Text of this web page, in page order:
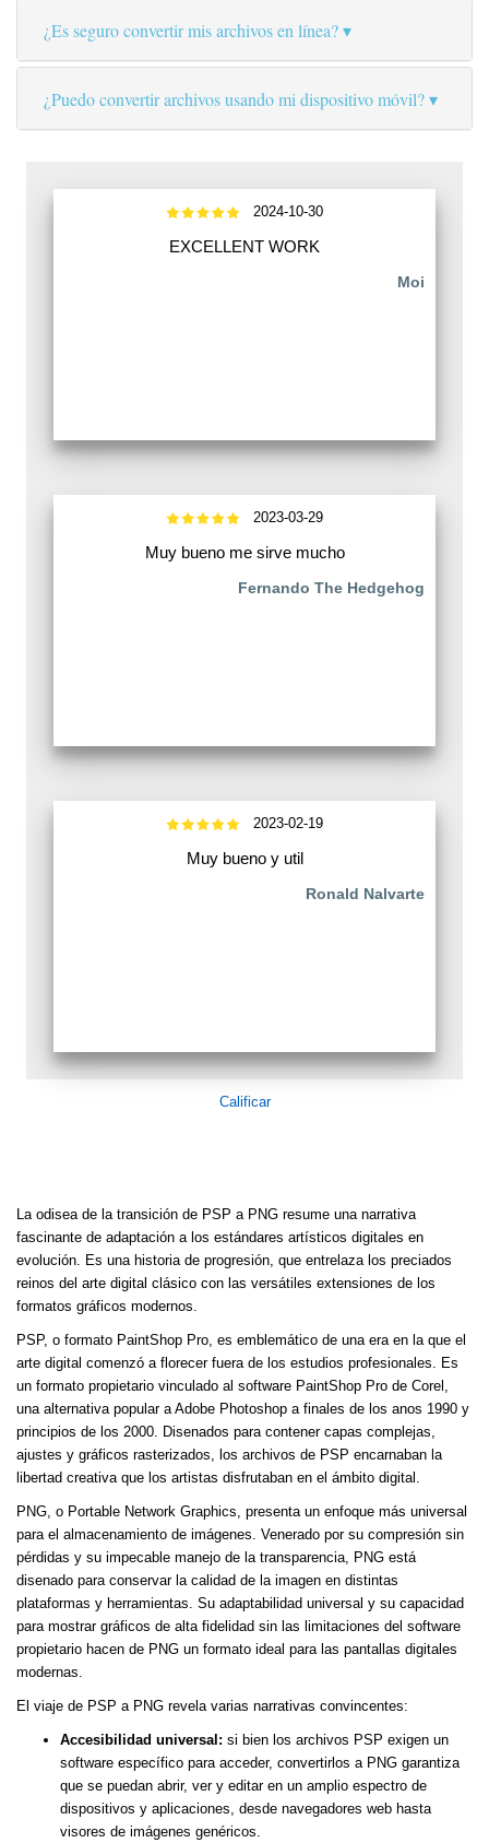
¿Es seguro convertir mis archivos en línea?
¿Puedo convertir archivos usando mi dispositivo móvil?
2024-10-30
EXCELLENT WORK
Moi
2023-03-29
Muy bueno me sirve mucho
Fernando The Hedgehog
2023-02-19
Muy bueno y util
Ronald Nalvarte
Calificar
La odisea de la transición de PSP a PNG resume una narrativa
fascinante de adaptación a los estándares artísticos digitales en
evolución. Es una historia de progresión, que entrelaza los preciados
reinos del arte digital clásico con las versátiles extensiones de los
formatos gráficos modernos.
PSP, o formato PaintShop Pro, es emblemático de una era en la que el
arte digital comenzó a florecer fuera de los estudios profesionales. Es
un formato propietario vinculado al software PaintShop Pro de Corel,
una alternativa popular a Adobe Photoshop a finales de los anos 1990 y
principios de los 2000. Disenados para contener capas complejas,
ajustes y gráficos rasterizados, los archivos de PSP encarnaban la
libertad creativa que los artistas disfrutaban en el ámbito digital.
PNG, o Portable Network Graphics, presenta un enfoque más universal
para el almacenamiento de imágenes. Venerado por su compresión sin
pérdidas y su impecable manejo de la transparencia, PNG está
disenado para conservar la calidad de la imagen en distintas
plataformas y herramientas. Su adaptabilidad universal y su capacidad
para mostrar gráficos de alta fidelidad sin las limitaciones del software
propietario hacen de PNG un formato ideal para las pantallas digitales
modernas.
El viaje de PSP a PNG revela varias narrativas convincentes:
Accesibilidad universal: si bien los archivos PSP exigen un
software específico para acceder, convertirlos a PNG garantiza
que se puedan abrir, ver y editar en un amplio espectro de
dispositivos y aplicaciones, desde navegadores web hasta
visores de imágenes genéricos.